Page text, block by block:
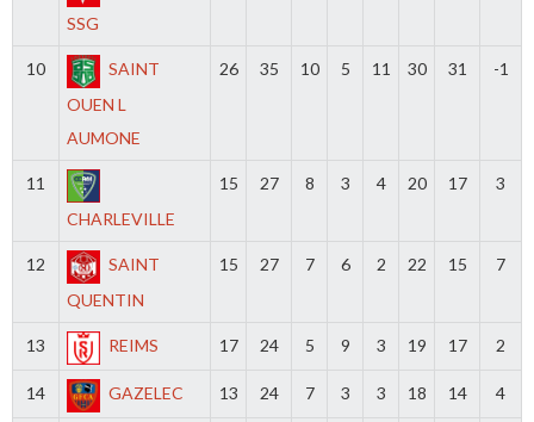
SSG
10
SAINT
OUEN L
AUMONE
26 35 10 5 11 30 31 -1
11
CHARLEVILLE
15 27 8 3 4 20 17 3
12
SAINT
QUENTIN
15 27 7 6 2 22 15 7
13 REIMS 17 24 5 9 3 19 17 2
14 GAZELEC 13 24 7 3 3 18 14 4